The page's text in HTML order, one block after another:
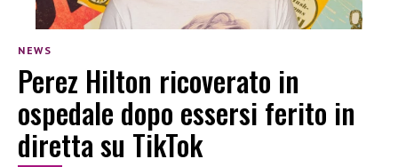
NEWS
Perez Hilton ricoverato in
ospedale dopo essersi ferito in
diretta su TikTok